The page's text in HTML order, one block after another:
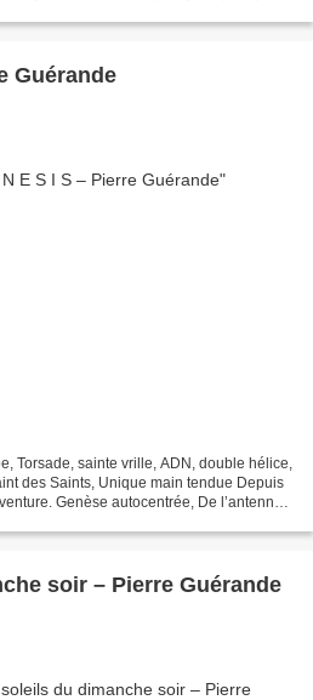
Guérande
Torsade, sainte vrille, ADN, double hélice,
des Saints, Unique main tendue Depuis
Genèse autocentrée, De l’antenne
soir – Pierre Guérande